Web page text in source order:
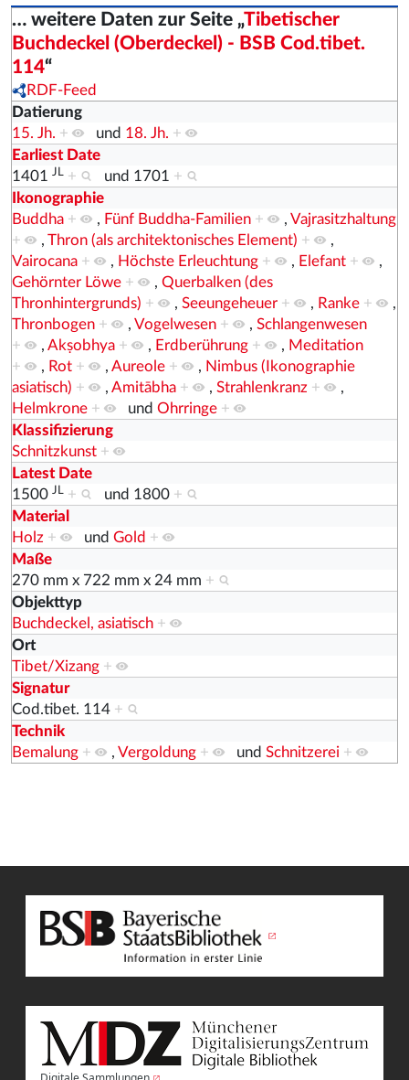
… weitere Daten zur Seite „Tibetischer
Buchdeckel (Oberdeckel) - BSB Cod.tibet.
114“
RDF-Feed
Datierung
15. Jh. + und 18. Jh. +
Earliest Date
1401
JL + und 1701 +
Ikonographie
Buddha + , Fünf Buddha-Familien + , Vajrasitzhaltung
+
, Thron (als architektonisches Element) +
,
Vairocana + , Höchste Erleuchtung + , Elefant +
,
Gehörnter Löwe + , Querbalken (des
Thronhintergrunds) + , Seeungeheuer + , Ranke +
,
Thronbogen + , Vogelwesen + , Schlangenwesen
+
, Akṣobhya + , Erdberührung + , Meditation
+
, Rot + , Aureole + , Nimbus (Ikonographie
asiatisch) + , Amitābha + , Strahlenkranz +
,
Helmkrone + und Ohrringe +
Klassifizierung
Schnitzkunst +
Latest Date
1500 JL + und 1800 +
Material
Holz + und Gold +
Maße
270 mm x 722 mm x 24 mm +
Objekttyp
Buchdeckel, asiatisch +
Ort
Tibet/Xizang +
Signatur
Cod.tibet. 114 +
Technik
Bemalung + , Vergoldung + und Schnitzerei +